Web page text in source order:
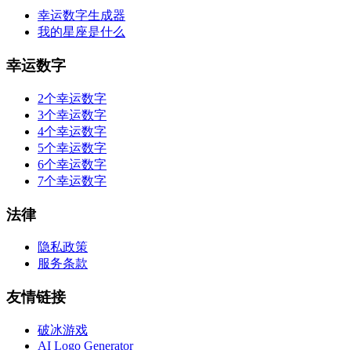
幸运数字生成器
我的星座是什么
幸运数字
2个幸运数字
3个幸运数字
4个幸运数字
5个幸运数字
6个幸运数字
7个幸运数字
法律
隐私政策
服务条款
友情链接
破冰游戏
AI Logo Generator